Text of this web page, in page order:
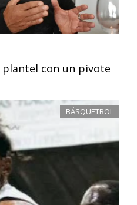
con un pivote
BÁSQUETBOL